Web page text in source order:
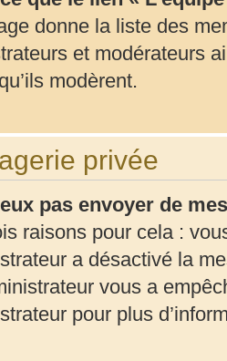
donne la liste des
et modérateurs
modèrent.
privée
pas envoyer de
raisons pour cela :
a désactivé la
vous a
pour plus